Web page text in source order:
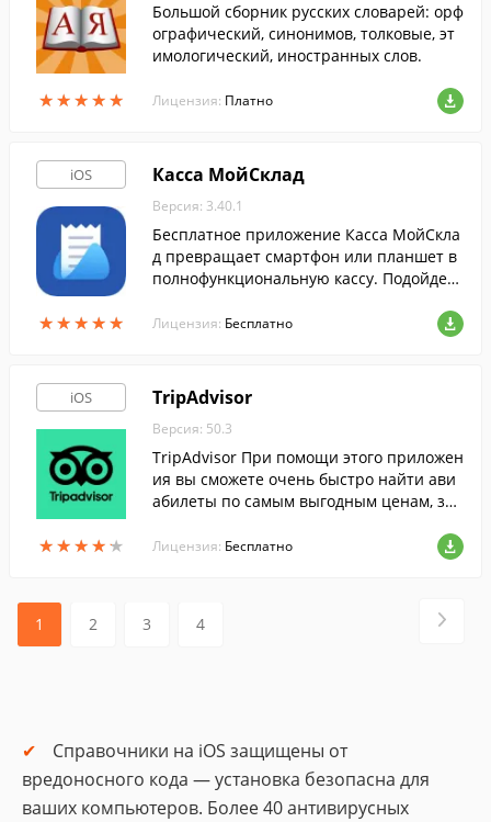
★★★★★
★★★★★
Большой сборник русских словарей: орф
ографический, синонимов, толковые, эт
имологический, иностранных слов.
Лицензия: Платно
iOS
★★★★★
★★★★★
Касса МойСклад
Версия: 3.40.1
Бесплатное приложение Касса МойСкла
д превращает смартфон или планшет в
полнофункциональную кассу. Подойдет
ой доставки, торговли на улице.
Лицензия: Бесплатно
iOS
★★★★★
★★★★★
TripAdvisor
Версия: 50.3
TripAdvisor При помощи этого приложен
ия вы сможете очень быстро найти ави
абилеты по самым выгодным ценам, заб
Лицензия: Бесплатно
1 2 3 4
Справочники на iOS защищены от
вредоносного кода — установка безопасна для
ваших компьютеров. Более 40 антивирусных